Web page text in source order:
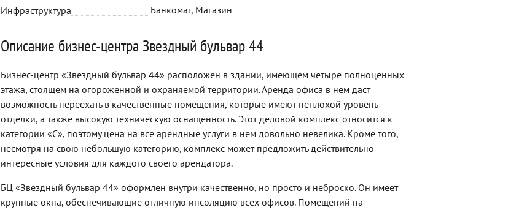
Инфраструктура
Банкомат, Магазин
Описание бизнес-центра Звездный бульвар 44
Бизнес-центр «Звездный бульвар 44» расположен в здании, имеющем четыре полноценных
этажа, стоящем на огороженной и охраняемой территории. Аренда офиса в нем даст
возможность переехать в качественные помещения, которые имеют неплохой уровень
отделки, а также высокую техническую оснащенность. Этот деловой комплекс относится к
категории «С», поэтому цена на все арендные услуги в нем довольно невелика. Кроме того,
несмотря на свою небольшую категорию, комплекс может предложить действительно
интересные условия для каждого своего арендатора.
БЦ «Звездный бульвар 44» оформлен внутри качественно, но просто и неброско. Он имеет
крупные окна, обеспечивающие отличную инсоляцию всех офисов. Помещений на